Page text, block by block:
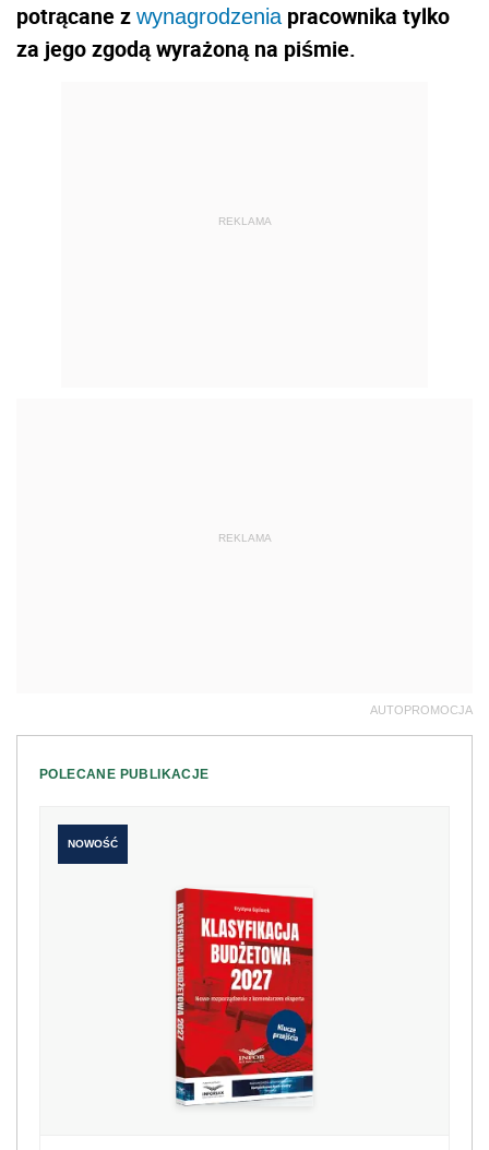
potrącane z wynagrodzeniapracownika tylko
za jego zgodą wyrażoną na piśmie.
REKLAMA
REKLAMA
AUTOPROMOCJA
POLECANE PUBLIKACJE
NOWOŚĆ